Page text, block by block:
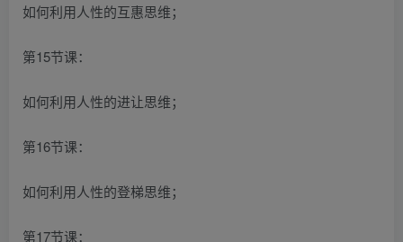
如何利用人性的互惠思维；
第15节课：
如何利用人性的进让思维；
第16节课：
如何利用人性的登梯思维；
第17节课：